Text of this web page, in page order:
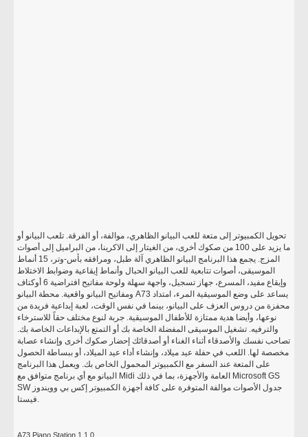
تحويل الكمبيوتر إلى متعة للعب البيانو الظاهري، موالفة، أو الفرقة. تلعب البيانو أو
ما يزيد على 100 من صكوك أخرى، من الغيتار إلى الاكرينا، من البراميل إلى أصوات
المزج. يجمع هذا البرنامج البيانو الظاهري آلة طبل، ومرافقه بأس-وتر، 15 أنماط
الموسيقى، أصوات تتابعية للعب البيانو الحبال وأنماط إيقاعية وضوابط الاختلاط
وإيقاع مفيد، المسرع، جهاز تسجيل، واجهة سهلة ولوحة مفاتيح افتراضية 6 أوكتاف
ومفاتيح البيانو واقعية. محطة البيانو A73 يساعد على وضع الموسيقية المرء، امتداد
محفزة من دروس العزف على البيانو، بينما في نفس الوقت، لعبة إبداعية فريدة من
نوعها، وأيضا هدية ممتازة للأطفال الموسيقية. جربة لنوع مختلف حقاً للاسترخاء
والترفيه. تشغيل الموسيقى المفضلة الخاصة بك أو التمتع بالإبداعات الخاصة بك.
تصاحب نفسك والأصدقاء أثناء الغناء أو أصدقائك إحضار صكوك أخرى وإنشاء عصابة
مخصصة لها. اللعب في حفلة عيد ميلاد، وإنشاء أداء عيد الميلاد، أو ببساطة الحصول
على المتعة عند السفر مع الكمبيوتر المحمول الخاص بك. ويعمل هذا البرنامج
البيانو مع أي برنامج متوافق مع Midi العامة والأجهزة، بما في ذلك Microsoft GS
SW جدول الأصوات موالفة المتوفرة على كافة أجهزة الكمبيوتر إكس بي وويندوز
فيستا.
A73 Piano Station 1.1.0